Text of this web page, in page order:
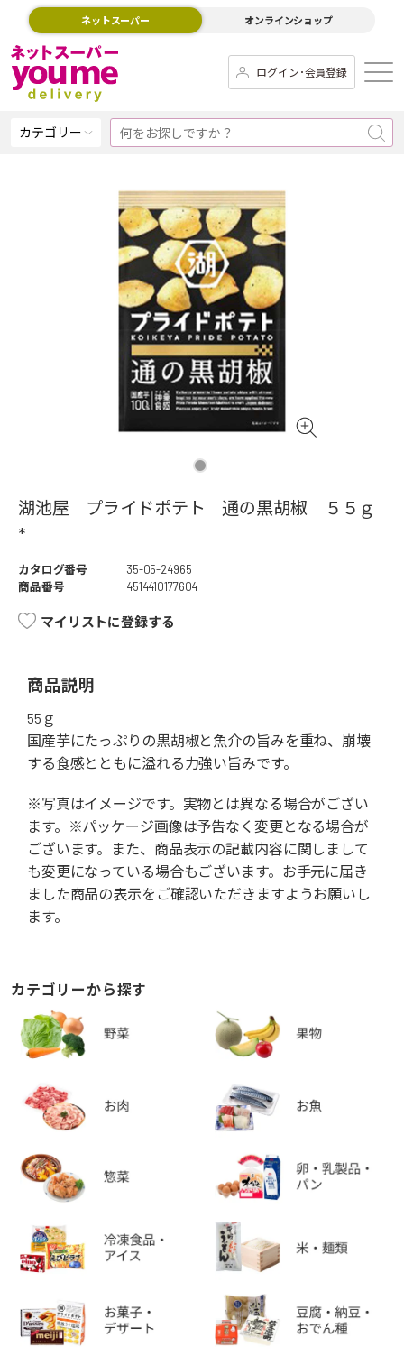
ネットスーパー オンラインショップ
ログイン･会員登録
カテゴリー
湖池屋 プライドポテト 通の黒胡椒 ５５ｇ
*
カタログ番号
35-05-24965
商品番号
4514410177604
マイリストに登録する
商品説明
55ｇ
国産芋にたっぷりの黒胡椒と魚介の旨みを重ね、崩壊
する食感とともに溢れる力強い旨みです。
※写真はイメージです。実物とは異なる場合がござい
ます。※パッケージ画像は予告なく変更となる場合が
ございます。また、商品表示の記載内容に関しまして
も変更になっている場合もございます。お手元に届き
ました商品の表示をご確認いただきますようお願いし
ます。
カテゴリーから探す